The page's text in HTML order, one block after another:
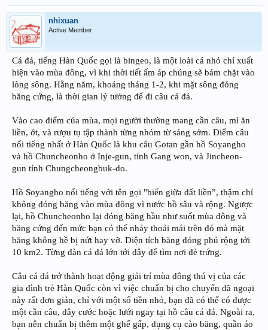
nhixuan
Active Member
Cá đá, tiếng Hàn Quốc gọi là bingeo, là một loài cá nhỏ chỉ xuất
hiện vào mùa đông, vì khi thời tiết ấm áp chúng sẽ bám chặt vào
lòng sông. Hằng năm, khoảng tháng 1-2, khi mặt sông đóng
băng cứng, là thời gian lý tưởng để đi câu cá đá.
Vào cao điểm của mùa, mọi người thường mang cần câu, mì ăn
liền, ớt, và rượu tụ tập thành từng nhóm từ sáng sớm. Điểm câu
nổi tiếng nhất ở Hàn Quốc là khu câu Gotan gần hồ Soyangho
và hồ Chuncheonho ở Inje-gun, tỉnh Gang won, và Jincheon-
gun tỉnh Chungcheongbuk-do.
Hồ Soyangho nổi tiếng với tên gọi "biển giữa đất liền”, thậm chí
không đóng băng vào mùa đông vì nước hồ sâu và rộng. Ngược
lại, hồ Chuncheonho lại đóng băng hầu như suốt mùa đông và
băng cứng đến mức bạn có thể nhảy thoải mái trên đó mà mặt
băng không hề bị nứt hay vỡ. Diện tích băng đóng phủ rộng tới
10 km2. Từng đàn cá đá lớn tới đây để tìm nơi đẻ trứng.
Câu cá đá trở thành hoạt động giải trí mùa đông thú vị của các
gia đình trẻ Hàn Quốc còn vì việc chuẩn bị cho chuyến dã ngoại
này rất đơn giản, chỉ với một số tiền nhỏ, bạn đã có thể có được
một cần câu, dây cước hoặc lưới ngay tại hồ câu cá đá. Ngoài ra,
bạn nên chuẩn bị thêm một ghế gấp, dụng cụ cào băng, quần áo